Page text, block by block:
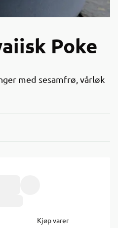
Poke
med sesamfrø, vårløk
Kjøp varer